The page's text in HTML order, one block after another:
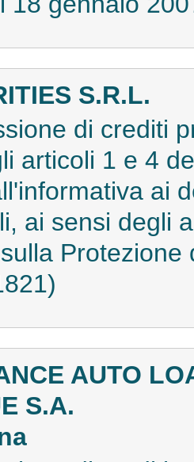
S.R.L.
di crediti
articoli 1 e 4
ai
ai sensi degli
AUTO
S.A.